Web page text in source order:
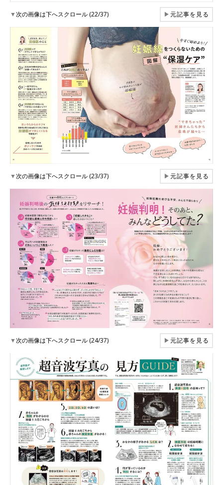
▼次の画像は下へスクロール (22/37) ▶元記事を見る
▼次の画像は下へスクロール (23/37) ▶元記事を見る
▼次の画像は下へスクロール (24/37) ▶元記事を見る